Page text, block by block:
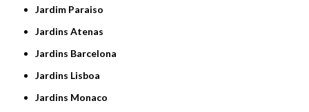
Jardim Paraiso
Jardins Atenas
Jardins Barcelona
Jardins Lisboa
Jardins Monaco